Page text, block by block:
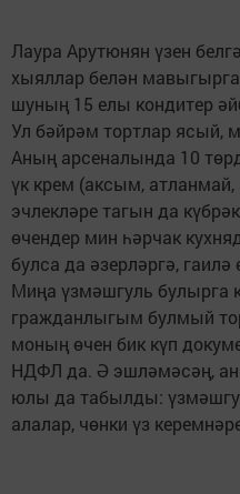
Лаура Арутюнян үзен
хыяллар белән
шуның 15 елы кондитер
Ул бәйрәм тортлар ясый,
Аның арсеналында 10
үк крем (аксым, атланмай,
эчлекләре тагын да
өчендер мин һәрчак
булса да әзерләргә,
Миңа үзмәшгуль булырга
гражданлыгым булмый
моның өчен бик күп
НДФЛ да. Ә эшләмәсәң,
юлы да табылды:
алалар, чөнки үз